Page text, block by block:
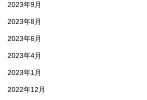
2023年9月
2023年8月
2023年6月
2023年4月
2023年1月
2022年12月